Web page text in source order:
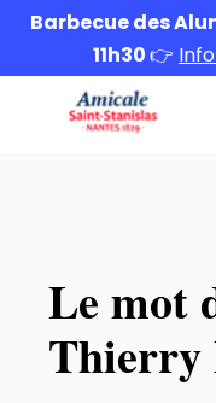
Barbecue des
11h30👉
Le mot
Thierry